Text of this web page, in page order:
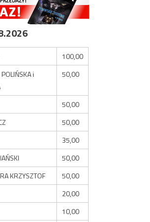
100,00
i
50,00
50,00
50,00
35,00
50,00
KRZYSZTOF
50,00
20,00
10,00